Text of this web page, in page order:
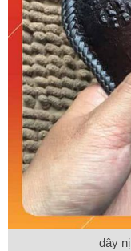
dây